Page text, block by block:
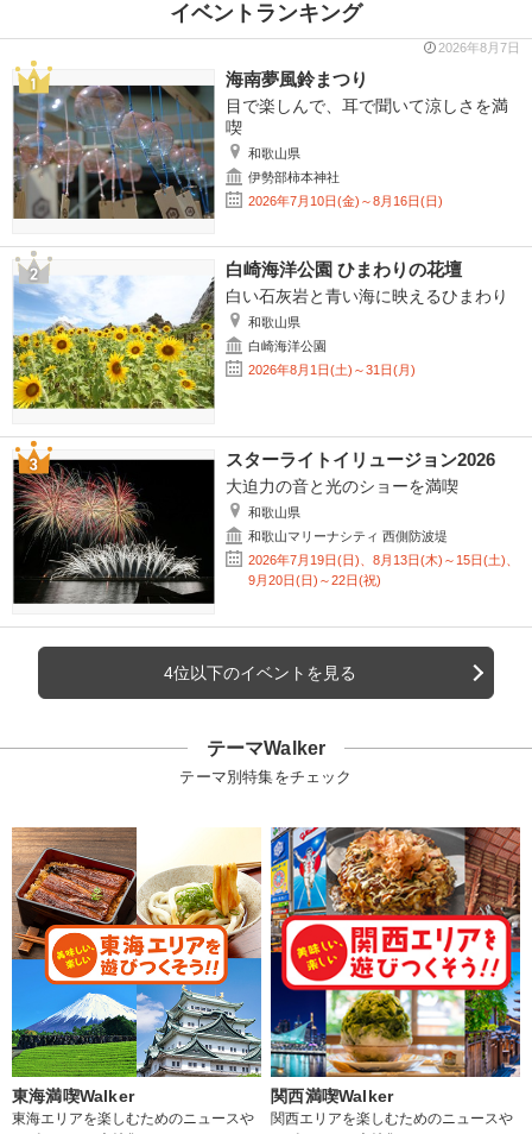
イベントランキング
2026年8月7日
海南夢風鈴まつり
目で楽しんで、耳で聞いて涼しさを満
喫
和歌山県
伊勢部柿本神社
2026年7月10日(金)～8月16日(日)
白崎海洋公園 ひまわりの花壇
白い石灰岩と青い海に映えるひまわり
和歌山県
白崎海洋公園
2026年8月1日(土)～31日(月)
スターライトイリュージョン2026
大迫力の音と光のショーを満喫
和歌山県
和歌山マリーナシティ 西側防波堤
2026年7月19日(日)、8月13日(木)～15日(土)、
9月20日(日)～22日(祝)
4位以下のイベントを見る
テーマWalker
テーマ別特集をチェック
東海満喫Walker
東海エリアを楽しむためのニュースや
関西満喫Walker
関西エリアを楽しむためのニュースや